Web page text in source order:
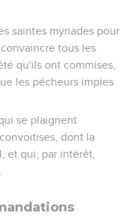
saintes myriades pour
tous les
qu'ils ont commises,
les pécheurs impies
se plaignent
dont la
et qui, par intérêt,